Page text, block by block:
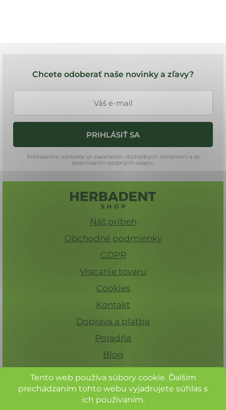
Tento web používa súbory cookie. Ďalším
prechádzaním tohto webu vyjadrujete súhlas s
ich používaním.
Chcete odoberať naše novinky a zľavy?
PRIHLÁSIŤ SA
Prihlásením súhlasíte so zasielaním obchodných oznámení a so
spracovaním osobných údajov.
Náš príbeh
Obchodné podmienky
GDPR
Vracanie tovaru
Cookies
Kontakt
Doprava a platba
Poradňa
Blog